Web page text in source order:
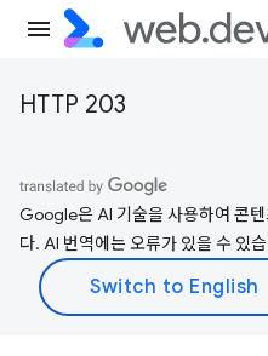
HTTP 203
Google은 AI 기술을 사용하여 콘
다. AI 번역에는 오류가 있을 수 있